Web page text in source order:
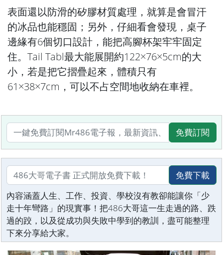
表面還以防滑的矽膠材質處理，就算是會冒汗
的冰品也能穩固；另外，仔細看會發現，桌子
邊緣有6個切口設計，能把高腳杯架牢牢固定
住。Tail Tabl最大能展開約122×76×5cm的大
小，若是把它摺疊起來，體積只有
61×38×7cm，可以不占空間地收納在車裡。
免費訂閱
免費下載
內容涵蓋人生、工作、投資、學校沒有教卻能讓你「少
走十年彎路」的現實事！把486大哥這一生走過的路、跌
過的跤，以及從成功與失敗中學到的教訓，盡可能整理
下來分享給大家。